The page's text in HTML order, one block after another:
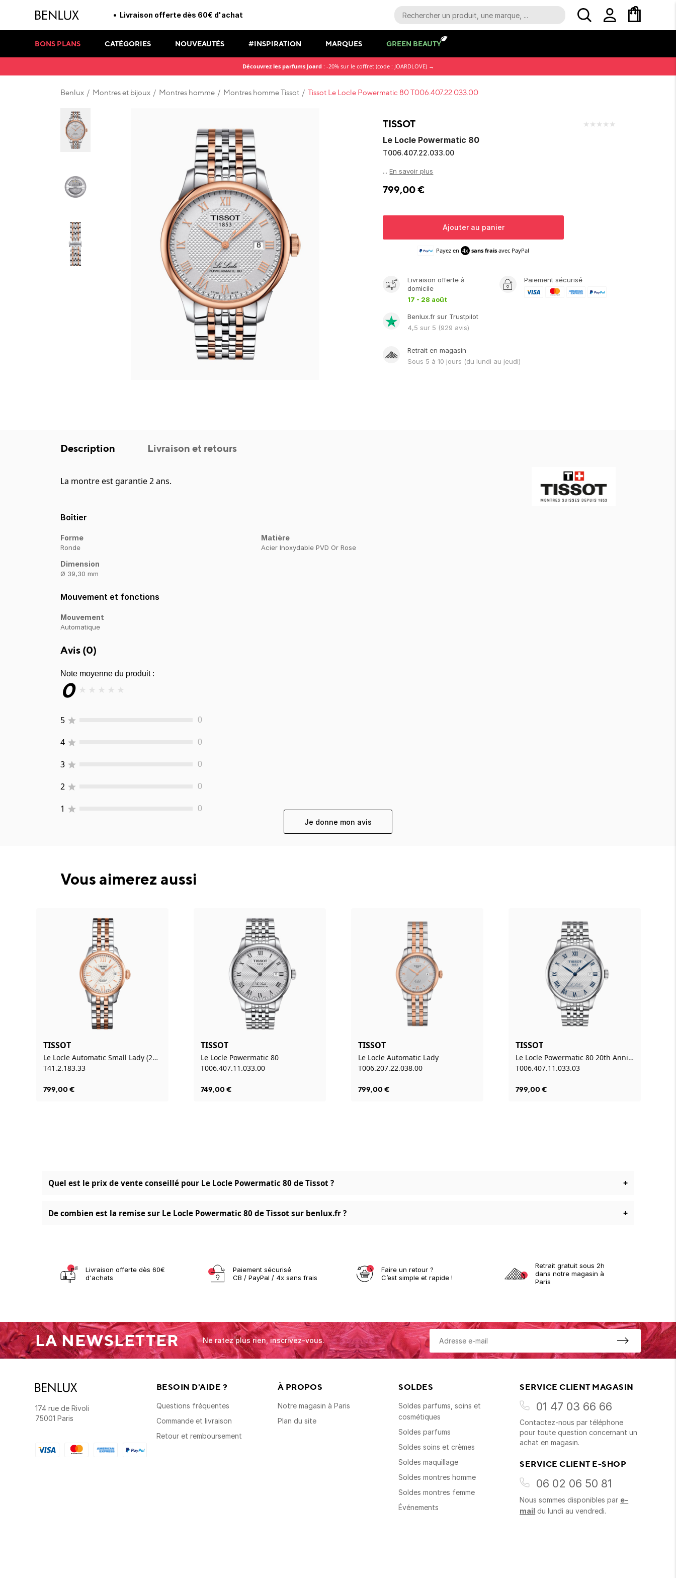
3 échantillons offerts pour chaque commande
BONS PLANS CATÉGORIES NOUVEAUTÉS #INSPIRATION MARQUES GREEN BEAUTY
Découvrez les parfums Joard : -20% sur le coffret (code : JOARDLOVE) →
Benlux / Montres et bijoux / Montres homme / Montres homme Tissot / Tissot Le Locle Powermatic 80 T006.407.22.033.00
Le Locle Powermatic 80
T006.407.22.033.00
TISSOT ★ ★ ★ ★ ★
... En savoir plus
799,00€
Ajouter au panier
Payez en 4x sans frais avec PayPal
Livraison offerte à
domicile
17 - 28 août
Paiement sécurisé
Benlux.fr sur Trustpilot
4,5 sur 5 (929 avis)
Retrait en magasin
Sous 5 à 10 jours (du lundi au jeudi)
Description Livraison et retours
La montre est garantie 2 ans.
Boîtier
Forme
Ronde
Dimension
Ø 39,30 mm
Matière
Acier Inoxydable PVD Or Rose
Mouvement et fonctions
Mouvement
Automatique
Avis (0)
Note moyenne du produit :
0 ★ ★ ★ ★ ★
5 0
4 0
3 0
2 0
1
0
Je donne mon avis
Vous aimerez aussi
TISSOT
Le Locle Automatic Small Lady (25.30)
T41.2.183.33
799,00€
TISSOT
Le Locle Powermatic 80
T006.407.11.033.00
749,00€
TISSOT
Le Locle Automatic Lady
T006.207.22.038.00
799,00€
TISSOT
Le Locle Powermatic 80 20th Anniversary
T006.407.11.033.03
799,00€
Quel est le prix de vente conseillé pour Le Locle Powermatic 80 de Tissot ? +
De combien est la remise sur Le Locle Powermatic 80 de Tissot sur benlux.fr ? +
Livraison offerte dès 60€
d'achats
Paiement sécurisé
CB / PayPal / 4x sans frais
Faire un retour ?
C’est simple et rapide !
Retrait gratuit sous 2h
dans notre magasin à
Paris
LA NEWSLETTER Ne ratez plus rien, inscrivez-vous.
174 rue de Rivoli
75001 Paris
BESOIN D'AIDE ?
Questions fréquentes
Commande et livraison
Retour et remboursement
À PROPOS
Notre magasin à Paris
Plan du site
SOLDES
Soldes parfums, soins et
cosmétiques
Soldes parfums
Soldes soins et crèmes
Soldes maquillage
Soldes montres homme
Soldes montres femme
Événements
SERVICE CLIENT MAGASIN
01 47 03 66 66
Contactez-nous par téléphone
pour toute question concernant un
achat en magasin.
SERVICE CLIENT E-SHOP
06 02 06 50 81
Nous sommes disponibles par e-
mail du lundi au vendredi.